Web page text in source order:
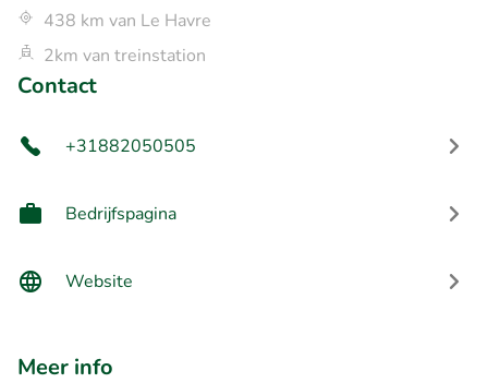
438 km van Le Havre
2km van treinstation
Contact
+31882050505
Bedrijfspagina
Website
Meer info